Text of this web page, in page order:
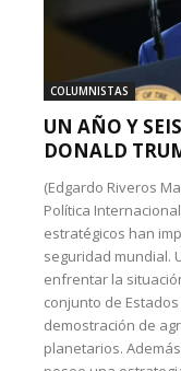
COLUMNISTAS
UN AÑO Y
DONALD
(Edgardo Riveros
Política
estratégicos han
seguridad mundial.
enfrentar la
conjunto de
demostración de
planetarios.